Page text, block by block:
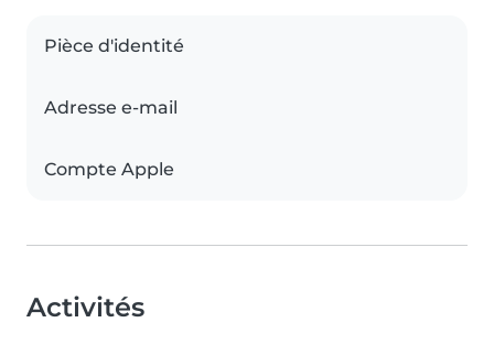
Pièce d'identité
Adresse e-mail
Compte Apple
Activités